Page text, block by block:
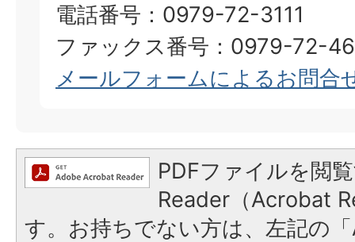
電話番号：0979-72-3111
ファックス番号：0979-72-
メールフォームによるお問合
PDFファイルを閲
Reader（Acrobat
す。お持ちでない方は、左記の